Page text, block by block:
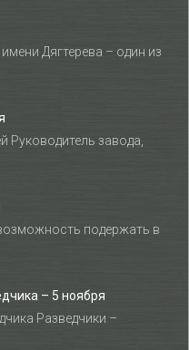
Дягтерева – один из
Руководитель завода,
подержать в
– 5 ноября
Разведчики –